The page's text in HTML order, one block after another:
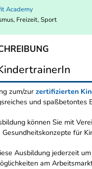
Academy
Freizeit, Sport
zum/zurzertifizierten
und spaßbetontes
können Sie mit
für
Ausbildung jederzeit
am